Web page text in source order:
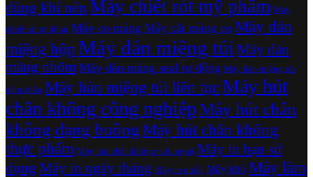
dùng khí nénMáy chiết rót mỹ phẩm Máy
chiết rót tự động Máy co màng Máy cắt màng co Máy dán
miệng hộpMáy dán miệng túi Máy dán
màng nhôm Máy dán màng seal tự động Máy hàn miệng túi
dậm chân Máy hàn miệng túi liên tụcMáy hút
chân không công nghiệpMáy hút chân
không dạng buồngMáy hút chân không
thực phẩm Máy hút chân không vòi ngoài Máy in hạn sử
dụng Máy in ngày tháng Máy in nhiệt Máy khò Máy làm